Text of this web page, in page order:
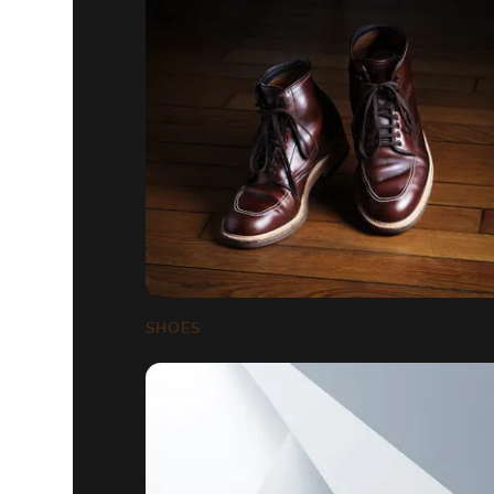
SHOES